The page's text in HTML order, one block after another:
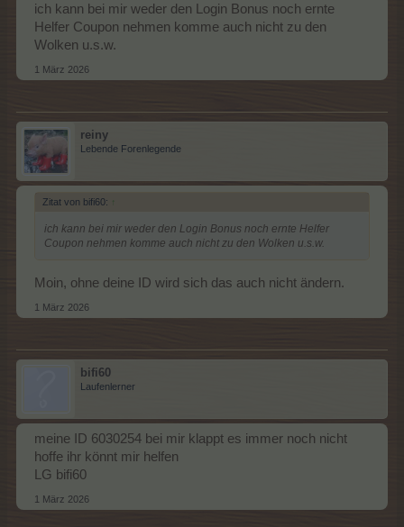
ich kann bei mir weder den Login Bonus noch ernte
Helfer Coupon nehmen komme auch nicht zu den
Wolken u.s.w.
1 März 2026
reiny
Lebende Forenlegende
Zitat von bifi60: ↑
ich kann bei mir weder den Login Bonus noch ernte Helfer
Coupon nehmen komme auch nicht zu den Wolken u.s.w.
Moin, ohne deine ID wird sich das auch nicht ändern.
1 März 2026
bifi60
Laufenlerner
meine ID 6030254 bei mir klappt es immer noch nicht
hoffe ihr könnt mir helfen
LG bifi60
1 März 2026